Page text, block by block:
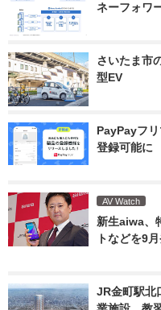
ネーフォワ
さいたま市
型EV
PayPayフ
登録可能に
AV Watch
新生aiwa、
トなどを9
JR金町駅北